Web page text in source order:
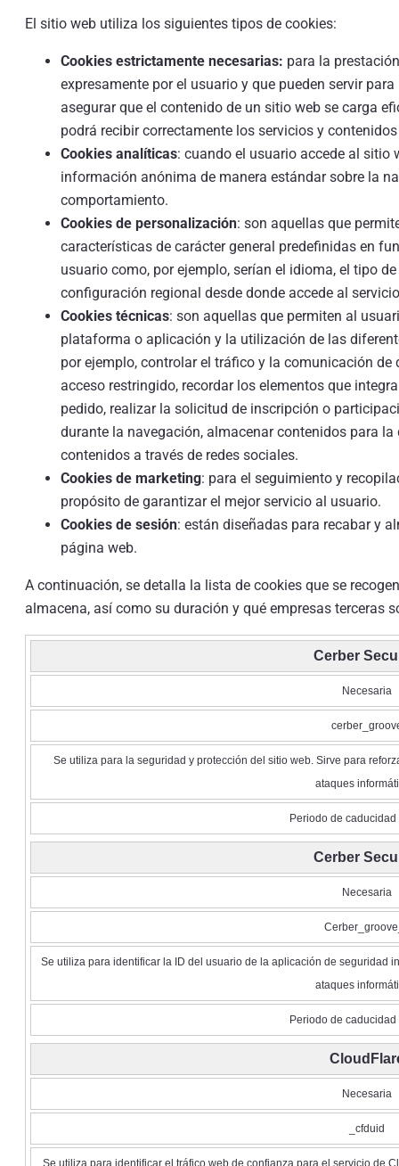
El sitio web utiliza los siguientes tipos de cookies:
Cookies estrictamente necesarias: para la
expresamente por el usuario y que pueden servir
asegurar que el contenido de un sitio web se carga
podrá recibir correctamente los servicios y
Cookies analíticas: cuando el usuario accede al sitio
información anónima de manera estándar sobre la
comportamiento.
Cookies de personalización: son aquellas que
características de carácter general predefinidas en
usuario como, por ejemplo, serían el idioma, el tipo
configuración regional desde donde accede al
Cookies técnicas: son aquellas que permiten al
plataforma o aplicación y la utilización de las
por ejemplo, controlar el tráfico y la comunicación
acceso restringido, recordar los elementos que
pedido, realizar la solicitud de inscripción o
durante la navegación, almacenar contenidos para
contenidos a través de redes sociales.
Cookies de marketing: para el seguimiento y
propósito de garantizar el mejor servicio al usuario.
Cookies de sesión: están diseñadas para recabar y
página web.
A continuación, se detalla la lista de cookies que se
almacena, así como su duración y qué empresas terceras
Cerber
Necesaria
Se utiliza para la seguridad y protección del sitio web. Sirve para
ataques
Periodo de caducidad
Cerber
Necesaria
Se utiliza para identificar la ID del usuario de la aplicación de seguridad
ataques
Periodo de caducidad
Necesaria
_cfduid